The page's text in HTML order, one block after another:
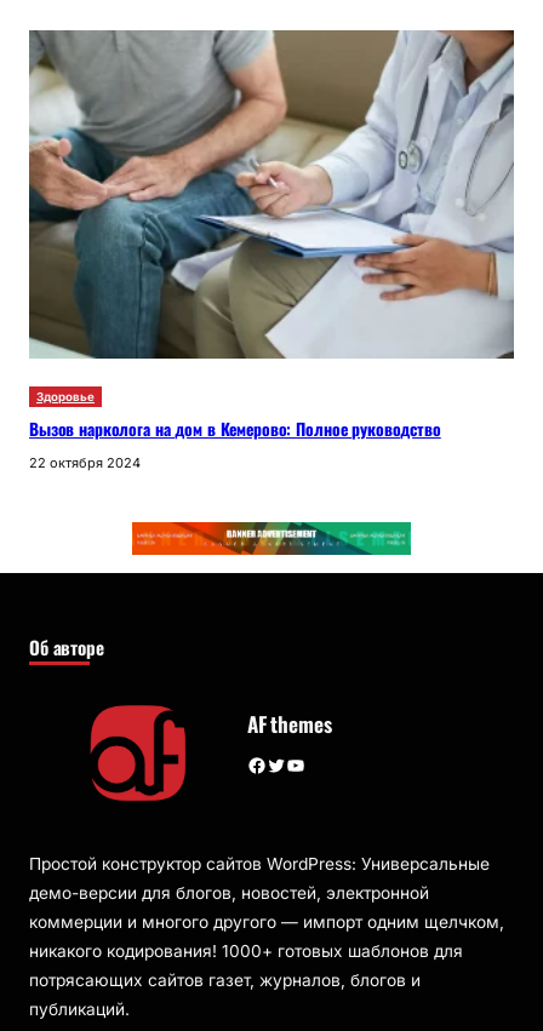
Здоровье
Вызов нарколога на дом в Кемерово: Полное руководство
22 октября 2024
Об авторе
AF themes
Facebook Twitter YouTube
Простой конструктор сайтов WordPress: Универсальные
демо-версии для блогов, новостей, электронной
коммерции и многого другого — импорт одним щелчком,
никакого кодирования! 1000+ готовых шаблонов для
потрясающих сайтов газет, журналов, блогов и
публикаций.